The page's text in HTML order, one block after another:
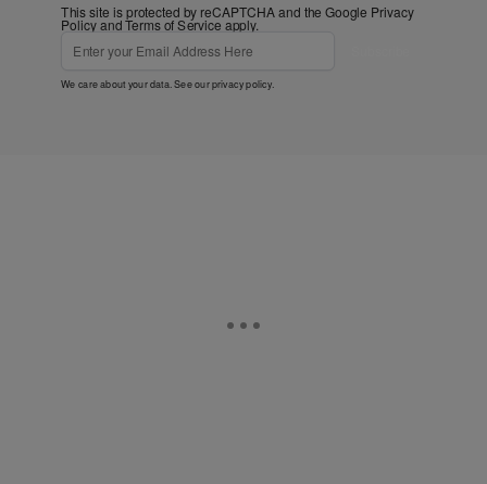
This site is protected by reCAPTCHA and the Google Privacy
PolicyandTerms of Service apply.
We care about your data. See ourprivacy policy.